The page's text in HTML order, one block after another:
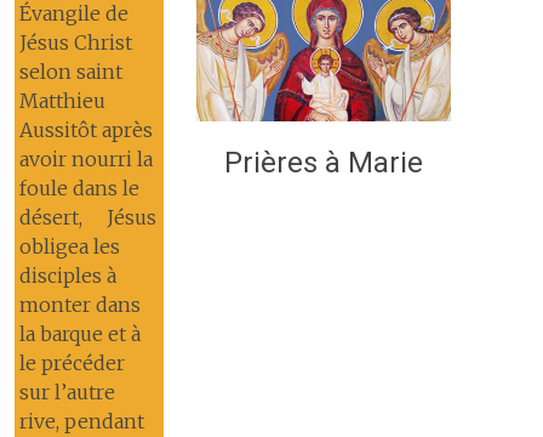
Évangile de
Jésus Christ
selon saint
Matthieu
Aussitôt après
avoir nourri la
foule dans le
désert, Jésus
obligea les
disciples à
monter dans
la barque et à
le précéder
sur l’autre
rive, pendant
Prières à Marie